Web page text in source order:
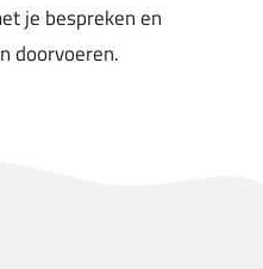
je bespreken en
doorvoeren.